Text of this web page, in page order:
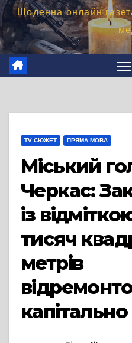
Щоденна онлайн
TV СЮЖЕТ ПРЯМА МОВА
Міський
Черкас:
із
тисяч
метрів
капітально